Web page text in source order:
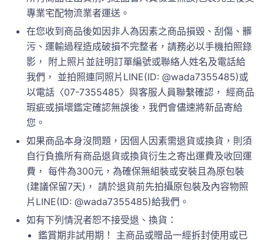
專業宅配物流業者運送。
在您收到商品後如因非人為因素之商品損毀、刮傷、髒
污、運輸過程造成破損不完整者，請務必以手機拍照錄
影， 附上照片並註明訂單編號或聯絡人姓名及電話給
我們， 並拍照連同照片LINE(ID: @wada7355485)或
以電話〈07-7355485〉與客服人員聯繫確認， 經商品
瑕疵或損壞鑑定確認無誤後，我們會儘速將新品寄給
您。
如果商品本身沒問題，因個人因素需退貨或換貨，則須
自行負擔所有商品退貨或換貨衍生之寄出運費及收回運
費， 每件為300元，為確保無組裝或安裝且為原包裝
(建議保留7天)， 請於退貨前先拍攝原包裝及內容物照
片LINE(ID: @wada7355485)給我們。
如有下列情況者恕不接受退、換貨：
鑑賞期非試用期！ 主商品或贈品一經拆封使用或已